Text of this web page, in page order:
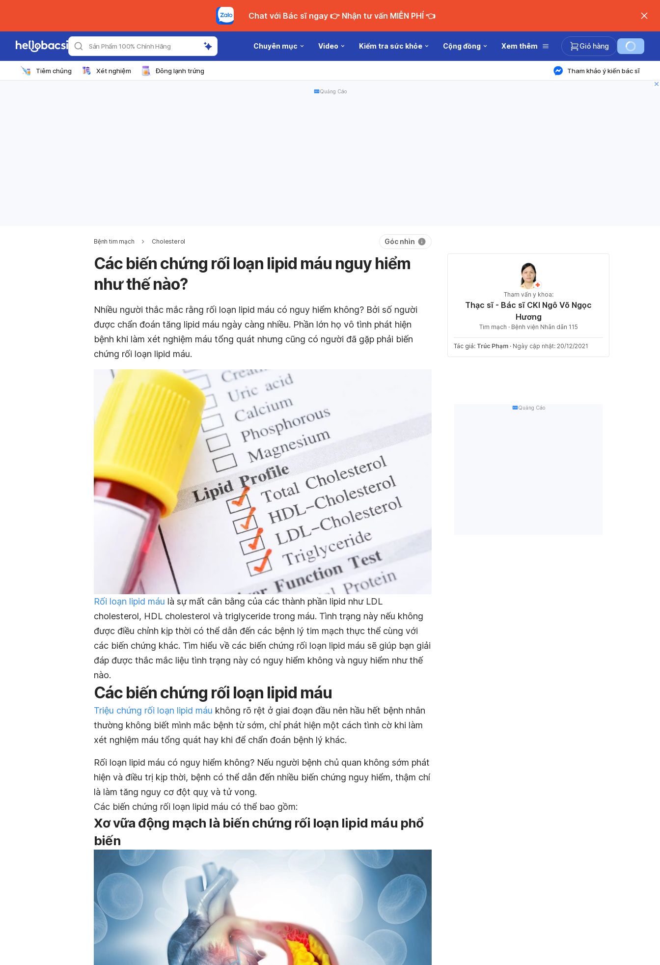
Chat với Bác sĩ ngay 👉 Nhận tư vấn MIỄN PHÍ 👈
Sản Phẩm 100% Chính Hãng Chuyên mục Video Kiểm tra sức khỏe Cộng đồng Xem thêm Giỏ hàng
Tiêm chủng Xét nghiệm Đông lạnh trứng Tham khảo ý kiến bác sĩ
Quảng Cáo
Bệnh tim mạch Cholesterol Góc nhìn
Các biến chứng rối loạn lipid máu nguy hiểm
như thế nào?
Nhiều người thắc mắc rằng rối loạn lipid máu có nguy hiểm không? Bởi số người
được chẩn đoán tăng lipid máu ngày càng nhiều. Phần lớn họ vô tình phát hiện
bệnh khi làm xét nghiệm máu tổng quát nhưng cũng có người đã gặp phải biến
chứng rối loạn lipid máu.
Rối loạn lipid máu là sự mất cân bằng của các thành phần lipid như LDL
cholesterol, HDL cholesterol và triglyceride trong máu. Tình trạng này nếu không
được điều chỉnh kịp thời có thể dẫn đến các bệnh lý tim mạch thực thể cùng với
các biến chứng khác. Tìm hiểu về các biến chứng rối loạn lipid máu sẽ giúp bạn giải
đáp được thắc mắc liệu tình trạng này có nguy hiểm không và nguy hiểm như thế
nào.
Các biến chứng rối loạn lipid máu
Triệu chứng rối loạn lipid máu không rõ rệt ở giai đoạn đầu nên hầu hết bệnh nhân
thường không biết mình mắc bệnh từ sớm, chỉ phát hiện một cách tình cờ khi làm
xét nghiệm máu tổng quát hay khi để chẩn đoán bệnh lý khác.
Rối loạn lipid máu có nguy hiểm không? Nếu người bệnh chủ quan không sớm phát
hiện và điều trị kịp thời, bệnh có thể dẫn đến nhiều biến chứng nguy hiểm, thậm chí
là làm tăng nguy cơ đột quỵ và tử vong.
Các biến chứng rối loạn lipid máu có thể bao gồm:
Xơ vữa động mạch là biến chứng rối loạn lipid máu phổ
biến
Tham vấn y khoa:
Thạc sĩ - Bác sĩ CKI Ngô Võ Ngọc
Hương
Tim mạch · Bệnh viện Nhân dân 115
Tác giả: Trúc Phạm · Ngày cập nhật: 20/12/2021
Quảng Cáo